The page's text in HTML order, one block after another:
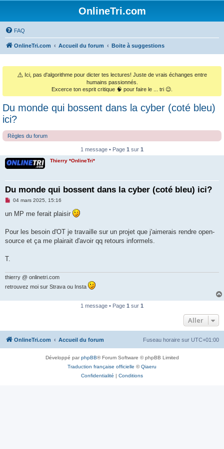
OnlineTri.com
FAQ
OnlineTri.com Accueil du forum Boite à suggestions
⚠️ Ici, pas d'algorithme pour dicter tes lectures! Juste de vrais échanges entre
humains passionnés.
Excerce ton esprit critique 🧠 pour faire le ... tri 😉.
Du monde qui bossent dans la cyber (coté bleu)
ici?
Règles du forum
1 message • Page 1 sur 1
Thierry *OnlineTri*
Du monde qui bossent dans la cyber (coté bleu) ici?
M
s
s
g
e
n
04 mars 2025, 15:16
un MP me ferait plaisir
Pour les besoin d'OT je travaille sur un projet que j'aimerais rendre open-
source et ça me plairait d'avoir qq retours informels.
T.
thierry @ onlinetri.com
retrouvez moi sur Strava ou Insta
1 message • Page 1 sur 1
Aller
OnlineTri.com Accueil du forum Fuseau horaire sur UTC+01:00
Développé parphpBB® Forum Software © phpBB Limited
Traduction française officielle ©Qiaeru
Confidentialité
Conditions